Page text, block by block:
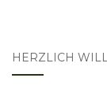
HERZLICH